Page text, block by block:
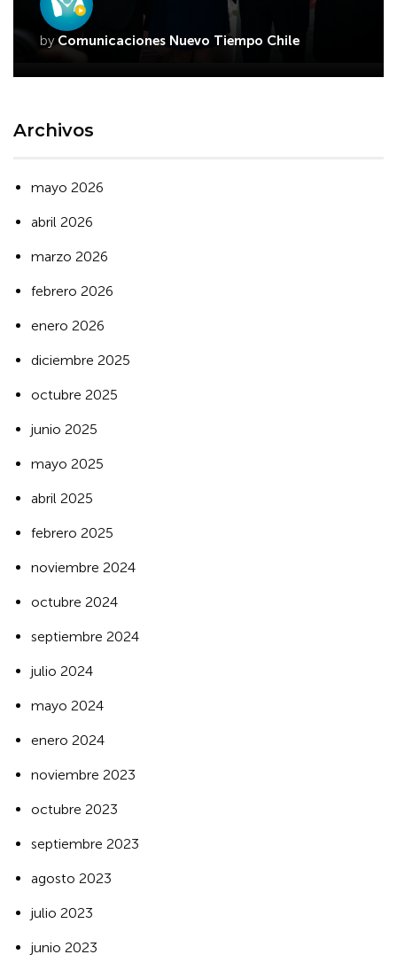
by Comunicaciones Nuevo Tiempo Chile
Archivos
mayo 2026
abril 2026
marzo 2026
febrero 2026
enero 2026
diciembre 2025
octubre 2025
junio 2025
mayo 2025
abril 2025
febrero 2025
noviembre 2024
octubre 2024
septiembre 2024
julio 2024
mayo 2024
enero 2024
noviembre 2023
octubre 2023
septiembre 2023
agosto 2023
julio 2023
junio 2023